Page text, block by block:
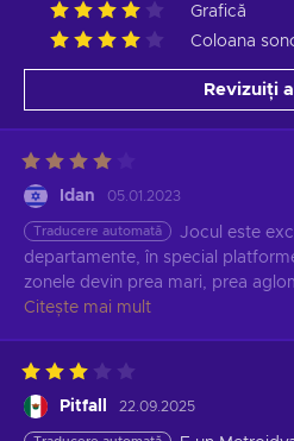
Grafică
Coloana
Revizuiți
Idan 05.01.2023
Traducere automată
Jocul este
departamente, în special
zonele devin prea mari, prea
Citește mai mult
Pitfall 22.09.2025